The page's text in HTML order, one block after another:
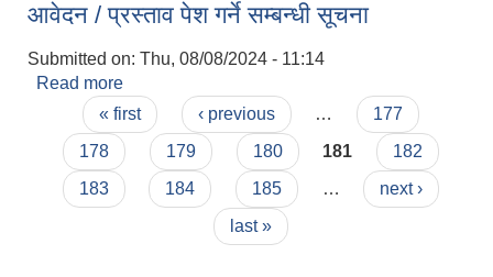
आवेदन / प्रस्ताव पेश गर्ने सम्बन्धी सूचना
Submitted on: Thu, 08/08/2024 - 11:14
Read more
आवेदन / प्रस्ताव पेश गर्ने सम्बन्धी सूचना
Pages« first ‹ previous …
177
178
179 180 181
182
183
184 185 …
next ›
last »